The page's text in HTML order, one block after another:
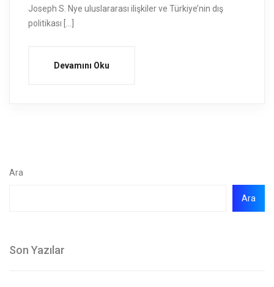
Joseph S. Nye uluslararası ilişkiler ve Türkiye’nin dış
politikası […]
Devamını Oku
Ara
Ara
Son Yazılar